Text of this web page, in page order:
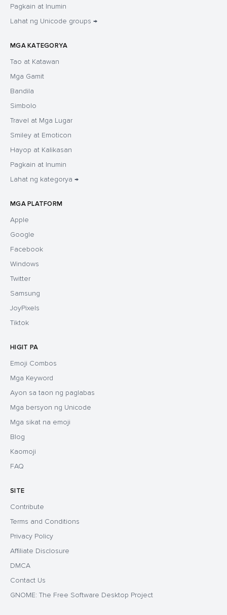
Pagkain at Inumin
Lahat ng Unicode groups →
MGA KATEGORYA
Tao at Katawan
Mga Gamit
Bandila
Simbolo
Travel at Mga Lugar
Smiley at Emoticon
Hayop at Kalikasan
Pagkain at Inumin
Lahat ng kategorya →
MGA PLATFORM
Apple
Google
Facebook
Windows
Twitter
Samsung
JoyPixels
Tiktok
HIGIT PA
Emoji Combos
Mga Keyword
Ayon sa taon ng paglabas
Mga bersyon ng Unicode
Mga sikat na emoji
Blog
Kaomoji
FAQ
SITE
Contribute
Terms and Conditions
Privacy Policy
Affiliate Disclosure
DMCA
Contact Us
GNOME: The Free Software Desktop Project